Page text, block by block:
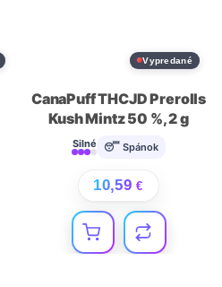
Vypredané
CanaPuff THCJD Prerolls
Kush Mintz 50 %, 2 g
Silné 😴 Spánok
10,59€